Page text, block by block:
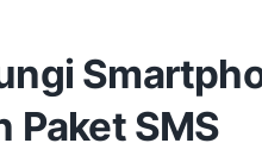
Paket SMS